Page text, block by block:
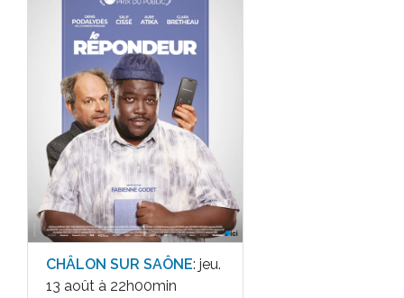
CHÂLON SUR SAÔNE: jeu.
13 août à 22h00min